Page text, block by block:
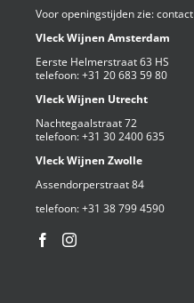
Voor openingstijden zie:contact
Vleck Wijnen Amsterdam
Eerste Helmerstraat 63 HS
telefoon:+31 20 683 59 80
Vleck Wijnen Utrecht
Nachtegaalstraat 72
telefoon:+31 30 2400 635
Vleck Wijnen Zwolle
Assendorperstraat 84
telefoon:+31 38 799 4590⁩